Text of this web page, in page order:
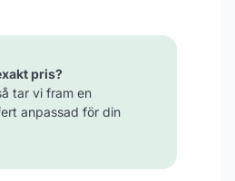
pris?
tar vi fram en
anpassad för din